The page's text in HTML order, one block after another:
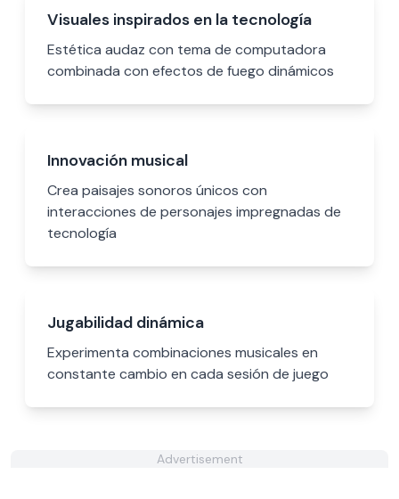
Visuales inspirados en la tecnología
Estética audaz con tema de computadora
combinada con efectos de fuego dinámicos
Innovación musical
Crea paisajes sonoros únicos con
interacciones de personajes impregnadas de
tecnología
Jugabilidad dinámica
Experimenta combinaciones musicales en
constante cambio en cada sesión de juego
Advertisement